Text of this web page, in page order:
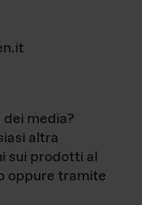
media?
altra
sui prodotti al
oppure tramite